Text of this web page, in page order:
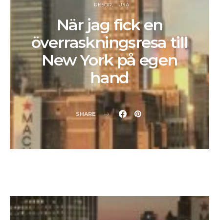
RESOR
USA
När jag fick en
överraskningsresa till
New York på egen
hand
SHARE